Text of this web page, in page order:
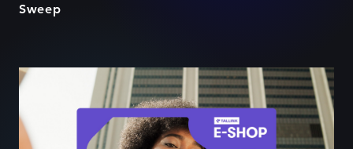
Sweep
Tallink E-SHOP